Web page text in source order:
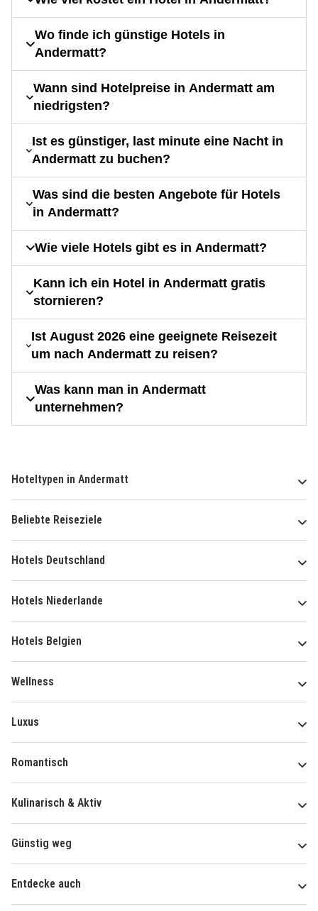
Wo finde ich günstige Hotels in
Andermatt?
Wann sind Hotelpreise in Andermatt am
niedrigsten?
Ist es günstiger, last minute eine Nacht in
Andermatt zu buchen?
Was sind die besten Angebote für Hotels
in Andermatt?
Wie viele Hotels gibt es in Andermatt?
Kann ich ein Hotel in Andermatt gratis
stornieren?
Ist August 2026 eine geeignete Reisezeit
um nach Andermatt zu reisen?
Was kann man in Andermatt
unternehmen?
Hoteltypen in Andermatt
Beliebte Reiseziele
Hotels Deutschland
Hotels Niederlande
Hotels Belgien
Wellness
Luxus
Romantisch
Kulinarisch & Aktiv
Günstig weg
Entdecke auch